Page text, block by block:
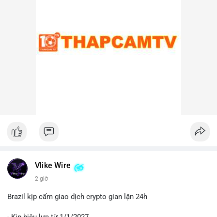
Lời khuyên cho nhà đầu tư nhỏ lẻ:
Nhà đầu tư nên theo dõi sát các địa chỉ ví nhận trong giao dịch
#44btc #vilanh
Vlike Wire
2 giờ
Brazil kịp cấm giao dịch crypto gian lận 24h